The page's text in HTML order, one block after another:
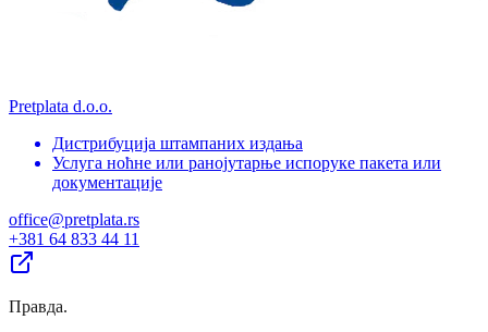
Pretplata d.o.o.
Дистрибуција штампаних издања
Услуга ноћне или ранојутарње испоруке пакета или
документације
office@pretplata.rs
+381 64 833 44 11
Правда.